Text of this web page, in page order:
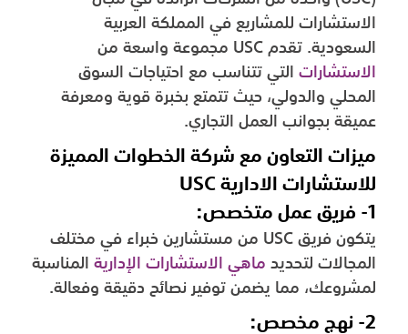
الاستشارات للمشاريع في المملكة العربية
السعودية. تقدم USC مجموعة واسعة من
الاستشارات التي تتناسب مع احتياجات السوق
المحلي والدولي، حيث تتمتع بخبرة قوية ومعرفة
عميقة بجوانب العمل التجاري.
ميزات التعاون مع شركة الخطوات المميزة
للاستشارات الادارية USC
1- فريق عمل متخصص:
يتكون فريق USC من مستشارين خبراء في مختلف
المجالات لتحديد ماهي الاستشارات الإدارية المناسبة
لمشروعك، مما يضمن توفير نصائح دقيقة وفعالة.
2- نهج مخصص: